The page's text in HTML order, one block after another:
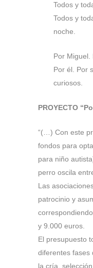
Todos y
Todos y
noche.
Por Miguel.
Por él. Por
curiosos.
PROYECTO
“(…) Con este
fondos para
para niño
perro oscila
Las
patrocinio y
y 9.000 euros.
El presupuesto
diferentes fases
la cría,